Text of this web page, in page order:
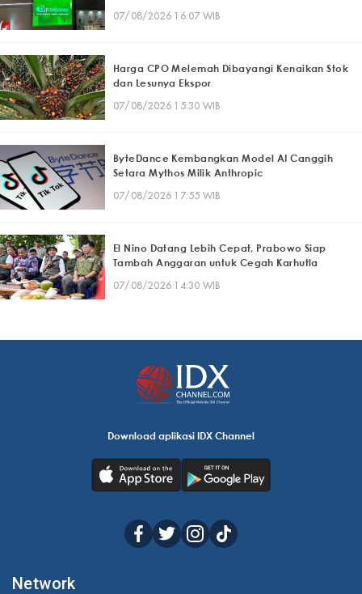
07/08/2026 16:07 WIB
Harga CPO Melemah Dibayangi Kenaikan Stok
dan Lesunya Ekspor
07/08/2026 15:30 WIB
ByteDance Kembangkan Model AI Canggih
Setara Mythos Milik Anthropic
07/08/2026 17:55 WIB
El Nino Datang Lebih Cepat, Prabowo Siap
Tambah Anggaran untuk Cegah Karhutla
07/08/2026 14:30 WIB
Download aplikasi IDX Channel
Network